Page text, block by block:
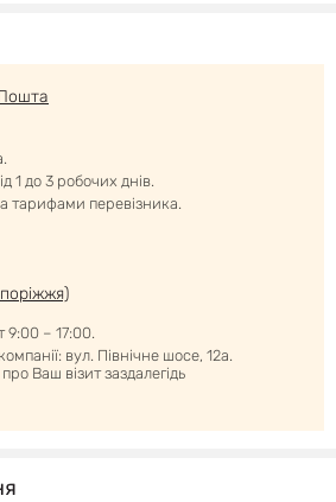
1 до 3 робочих днів.
тарифами перевізника.
9:00 – 17:00.
вул. Північне шосе, 12а.
Ваш візит заздалегідь